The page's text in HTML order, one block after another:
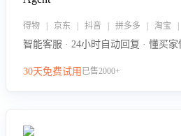
智能客服 · 24小时自动回复 · 懂买
30天免费试用 已售2000+